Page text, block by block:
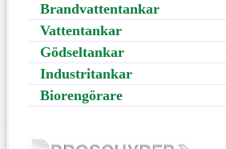
Brandvattentankar
Vattentankar
Gödseltankar
Industritankar
Biorengörare